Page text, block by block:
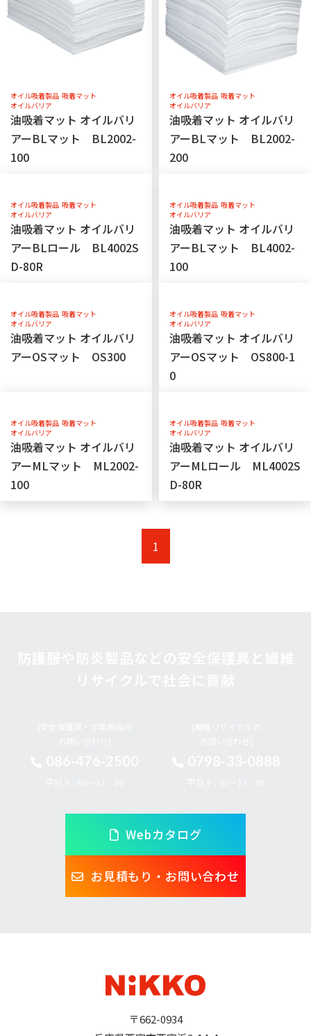
オイル吸着製品 吸着マット
オイルバリア
油吸着マット オイルバリ
アーBLマット BL2002-
100
オイル吸着製品 吸着マット
オイルバリア
油吸着マット オイルバリ
アーBLマット BL2002-
200
オイル吸着製品 吸着マット
オイルバリア
油吸着マット オイルバリ
アーBLロール BL4002S
D-80R
オイル吸着製品 吸着マット
オイルバリア
油吸着マット オイルバリ
アーBLマット BL4002-
100
オイル吸着製品 吸着マット
オイルバリア
油吸着マット オイルバリ
アーOSマット OS300
オイル吸着製品 吸着マット
オイルバリア
油吸着マット オイルバリ
アーOSマット OS800-1
0
オイル吸着製品 吸着マット
オイルバリア
油吸着マット オイルバリ
アーMLマット ML2002-
100
オイル吸着製品 吸着マット
オイルバリア
油吸着マット オイルバリ
アーMLロール ML4002S
D-80R
1
Webカタログ
お見積もり・お問い合わせ
〒662-0934